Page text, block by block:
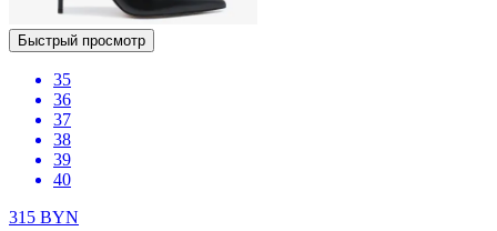
Быстрый просмотр
35
36
37
38
39
40
315 BYN